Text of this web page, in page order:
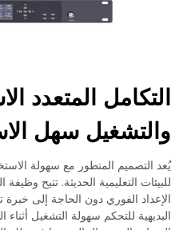
التكامل المتعدد
والتشغيل سهل
يُعد التصميم المتطور مع سهولة
للبيئات التعليمية الحديثة. تتيح
الإعداد الفوري دون الحاجة إلى
البديهية للتحكم سهولة التشغيل